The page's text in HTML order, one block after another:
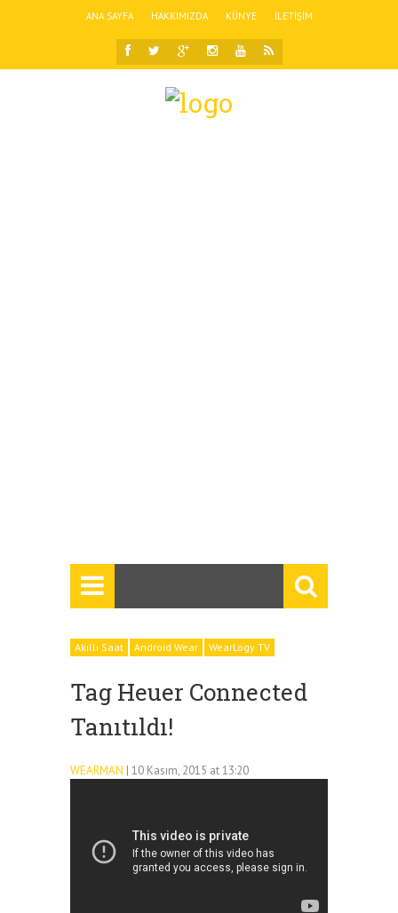
ANA SAYFA HAKKIMIZDA KÜNYE İLETIŞIM
Akıllı Saat Android Wear WearLogy TV
Tag Heuer Connected
Tanıtıldı!
WEARMAN | 10 Kasım, 2015 at 13:20